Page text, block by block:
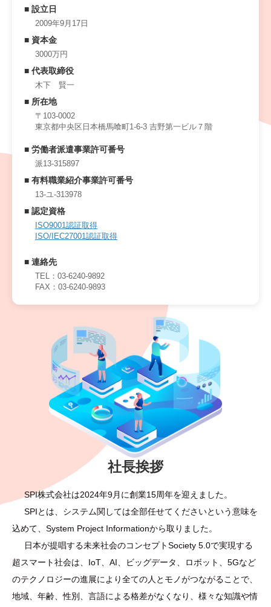
■ 設立日
2009年9月17日
■ 資本金
3000万円
■ 代表取締役
木下 賢一
■ 所在地
〒103-0002
東京都中央区日本橋馬喰町1-6-3 吉野第一ビル７階
■ 労働者派遣事業許可番号
派13-315897
■ 有料職業紹介事業許可番号
13-ユ-313978
■ 認定資格
ISO9001認証取得
ISO/IEC27001認証取得
■ 連絡先
TEL：03-6240-9892
FAX：03-6240-9893
社長挨拶
SPI株式会社は2024年9月に創業15周年を迎えました。
SPIとは、システム関しては全部任せてくださいという意味を
込めて、System Project Informationから取りました。
日本が提唱する未来社会のコンセプトSociety 5.0で実現する
超スマート社会は、IoT、AI、ビッグデータ、ロボット、5Gなど
のテクノロジーの進展により全ての人とモノがつながることで、
地域、年齢、性別、言語による格差がなくなり、様々な知識や情